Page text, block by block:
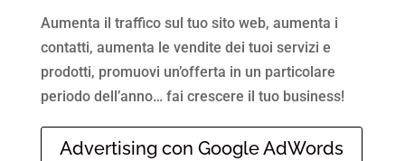
Aumenta il traffico sul tuo sito web, aumenta i
contatti, aumenta le vendite dei tuoi servizi e
prodotti, promuovi un’offerta in un particolare
periodo dell’anno… fai crescere il tuo business!
Advertising con Google AdWords